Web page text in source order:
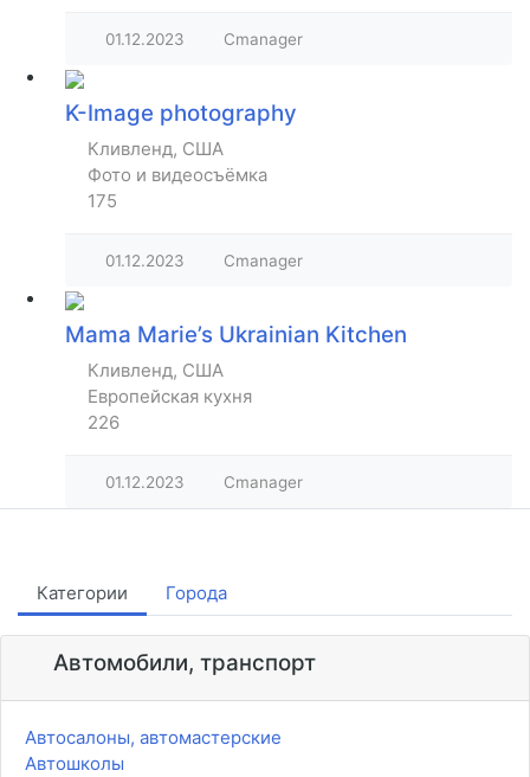
01.12.2023 Cmanager
K-Image photography
Кливленд, США
Фото и видеосъёмка
175
01.12.2023 Cmanager
Mama Marie’s Ukrainian Kitchen
Кливленд, США
Европейская кухня
226
01.12.2023 Cmanager
Категории Города
Автомобили, транспорт
Автосалоны, автомастерские
Автошколы